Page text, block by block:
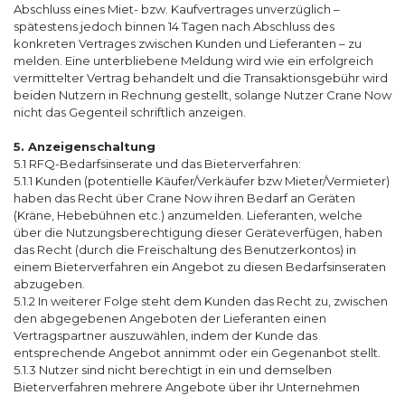
Abschluss eines Miet- bzw. Kaufvertrages unverzüglich –
spätestens jedoch binnen 14 Tagen nach Abschluss des
konkreten Vertrages zwischen Kunden und Lieferanten – zu
melden. Eine unterbliebene Meldung wird wie ein erfolgreich
vermittelter Vertrag behandelt und die Transaktionsgebühr wird
beiden Nutzern in Rechnung gestellt, solange Nutzer Crane Now
nicht das Gegenteil schriftlich anzeigen.
5. Anzeigenschaltung
5.1 RFQ-Bedarfsinserate und das Bieterverfahren:
5.1.1 Kunden (potentielle Käufer/Verkäufer bzw Mieter/Vermieter)
haben das Recht über Crane Now ihren Bedarf an Geräten
(Kräne, Hebebühnen etc.) anzumelden. Lieferanten, welche
über die Nutzungsberechtigung dieser Geräteverfügen, haben
das Recht (durch die Freischaltung des Benutzerkontos) in
einem Bieterverfahren ein Angebot zu diesen Bedarfsinseraten
abzugeben.
5.1.2 In weiterer Folge steht dem Kunden das Recht zu, zwischen
den abgegebenen Angeboten der Lieferanten einen
Vertragspartner auszuwählen, indem der Kunde das
entsprechende Angebot annimmt oder ein Gegenanbot stellt.
5.1.3 Nutzer sind nicht berechtigt in ein und demselben
Bieterverfahren mehrere Angebote über ihr Unternehmen